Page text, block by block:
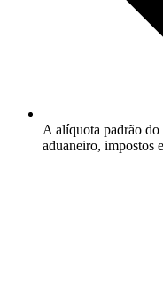
A alíquota padrão
aduaneiro, impostos